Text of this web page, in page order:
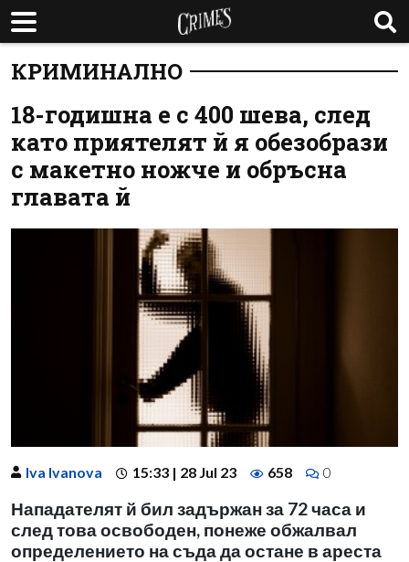
КРИМИНАЛНО
18-годишна е с 400 шева, след
като приятелят й я обезобрази
с макетно ножче и обръсна
главата й
Iva Ivanova 15:33 | 28 Jul 23 658 0
Нападателят й бил задържан за 72 часа и
след това освободен, понеже обжалвал
определението на съда да остане в ареста